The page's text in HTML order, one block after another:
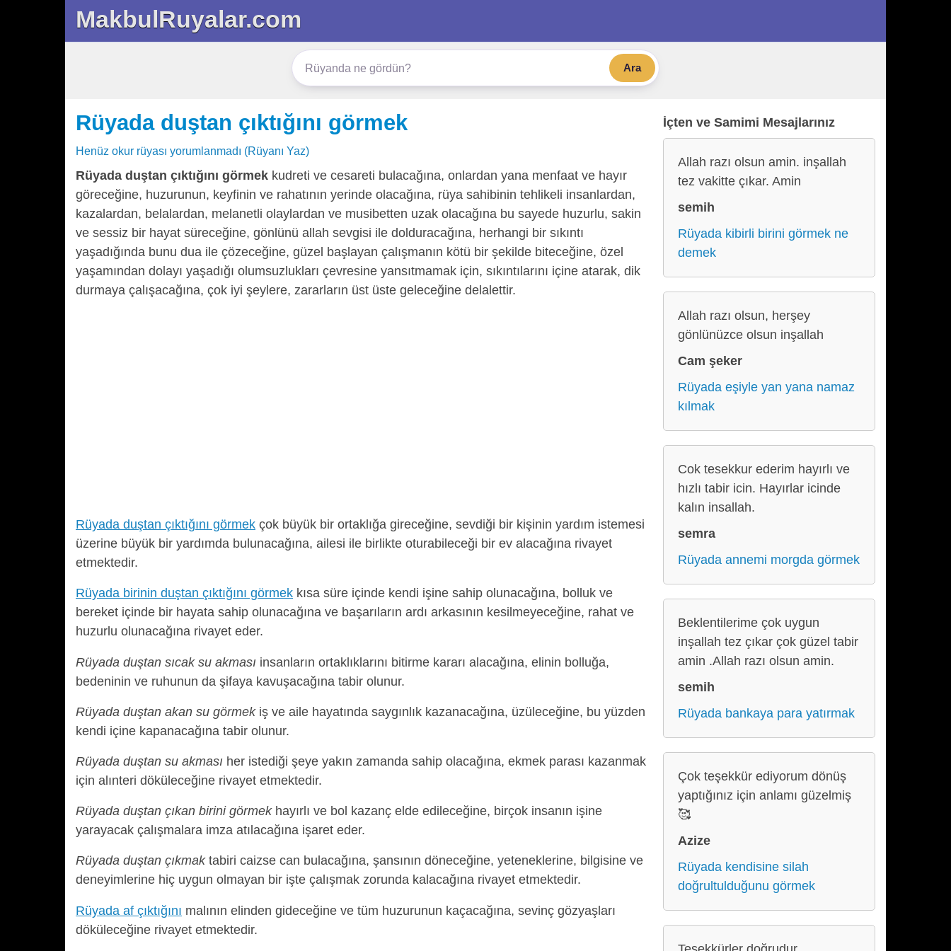
MakbulRuyalar.com
Ara
Rüyada duştan çıktığını görmek
Henüz okur rüyası yorumlanmadı (Rüyanı Yaz)
Rüyada duştan çıktığını görmek kudreti ve cesareti bulacağına, onlardan yana menfaat ve hayır
göreceğine, huzurunun, keyfinin ve rahatının yerinde olacağına, rüya sahibinin tehlikeli insanlardan,
kazalardan, belalardan, melanetli olaylardan ve musibetten uzak olacağına bu sayede huzurlu, sakin
ve sessiz bir hayat süreceğine, gönlünü allah sevgisi ile dolduracağına, herhangi bir sıkıntı
yaşadığında bunu dua ile çözeceğine, güzel başlayan çalışmanın kötü bir şekilde biteceğine, özel
yaşamından dolayı yaşadığı olumsuzlukları çevresine yansıtmamak için, sıkıntılarını içine atarak, dik
durmaya çalışacağına, çok iyi şeylere, zararların üst üste geleceğine delalettir.
Rüyada duştan çıktığını görmek çok büyük bir ortaklığa gireceğine, sevdiği bir kişinin yardım istemesi
üzerine büyük bir yardımda bulunacağına, ailesi ile birlikte oturabileceği bir ev alacağına rivayet
etmektedir.
Rüyada birinin duştan çıktığını görmek kısa süre içinde kendi işine sahip olunacağına, bolluk ve
bereket içinde bir hayata sahip olunacağına ve başarıların ardı arkasının kesilmeyeceğine, rahat ve
huzurlu olunacağına rivayet eder.
Rüyada duştan sıcak su akması insanların ortaklıklarını bitirme kararı alacağına, elinin bolluğa,
bedeninin ve ruhunun da şifaya kavuşacağına tabir olunur.
Rüyada duştan akan su görmekiş ve aile hayatında saygınlık kazanacağına, üzüleceğine, bu yüzden
kendi içine kapanacağına tabir olunur.
Rüyada duştan su akması her istediği şeye yakın zamanda sahip olacağına, ekmek parası kazanmak
için alınteri döküleceğine rivayet etmektedir.
Rüyada duştan çıkan birini görmekhayırlı ve bol kazanç elde edileceğine, birçok insanın işine
yarayacak çalışmalara imza atılacağına işaret eder.
Rüyada duştan çıkmaktabiri caizse can bulacağına, şansının döneceğine, yeteneklerine, bilgisine ve
deneyimlerine hiç uygun olmayan bir işte çalışmak zorunda kalacağına rivayet etmektedir.
Rüyada af çıktığını malının elinden gideceğine ve tüm huzurunun kaçacağına, sevinç gözyaşları
döküleceğine rivayet etmektedir.
İçten ve Samimi Mesajlarınız
Allah razı olsun amin. inşallah
tez vakitte çıkar. Amin
semih
Rüyada kibirli birini görmek ne
demek
Allah razı olsun, herşey
gönlünüzce olsun inşallah
Cam şeker
Rüyada eşiyle yan yana namaz
kılmak
Cok tesekkur ederim hayırlı ve
hızlı tabir icin. Hayırlar icinde
kalın insallah.
semra
Rüyada annemi morgda görmek
Beklentilerime çok uygun
inşallah tez çıkar çok güzel tabir
amin .Allah razı olsun amin.
semih
Rüyada bankaya para yatırmak
Çok teşekkür ediyorum dönüş
yaptığınız için anlamı güzelmiş
🥰
Azize
Rüyada kendisine silah
doğrultulduğunu görmek